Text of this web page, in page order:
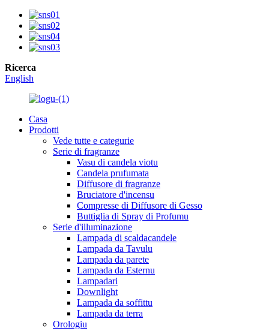
Ricerca
English
Casa
Prodotti
Vede tutte e categurie
Serie di fragranze
Vasu di candela viotu
Candela prufumata
Diffusore di fragranze
Bruciatore d'incensu
Compresse di Diffusore di Gesso
Buttiglia di Spray di Profumu
Serie d'illuminazione
Lampada di scaldacandele
Lampada da Tavulu
Lampada da parete
Lampada da Esternu
Lampadari
Downlight
Lampada da soffittu
Lampada da terra
Orologiu